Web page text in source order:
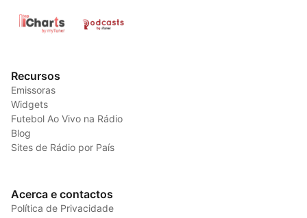
Recursos
Emissoras
Widgets
Futebol Ao Vivo na Rádio
Blog
Sites de Rádio por País
Acerca e contactos
Política de Privacidade